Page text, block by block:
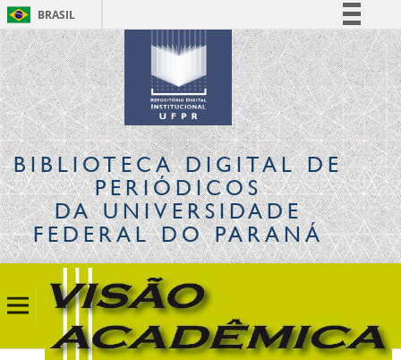
BRASIL
Simplifique!
Comunica BR
Participe
Acesso à informação
Legislação
Canais
BIBLIOTECA DIGITALDE
PERIÓDICOS
DA UNIVERSIDADE
FEDERAL DO PARANÁ